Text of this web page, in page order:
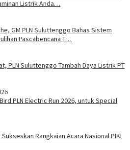
Listrik Anda…
GM PLN Suluttenggo Bahas Sistem
Pascabencana T…
PLN Suluttenggo Tambah Daya Listrik PT
PLN Electric Run 2026, untuk Special
Sukseskan Rangkaian Acara Nasional PIKI